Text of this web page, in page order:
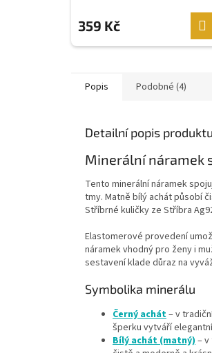
359 Kč
Popis Podobné (4)
Detailní popis produktu
Minerální náramek
Tento minerální náramek
tmy. Matně bílý achát působí
Stříbrné kuličky ze Stříbra
Elastomerové provedení
náramek vhodný pro ženy i
sestavení klade důraz na
Symbolika minerálu
Černý achát– v
šperku vytváří
Bílý achát (matný)–